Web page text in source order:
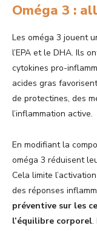
Oméga 3 :
Les oméga 3 jouent
l’EPA et le DHA. Ils
cytokines pro-
acides gras
de protectines, des
l’inflammation active.
En modifiant la
oméga 3 réduisent
Cela limite
des réponses
préventive sur les
l’équilibre corporel.